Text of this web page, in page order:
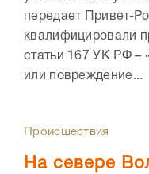
передает Привет-
квалифицировали
статьи 167 УК РФ –
или повреждение...
Происшествия
На севере